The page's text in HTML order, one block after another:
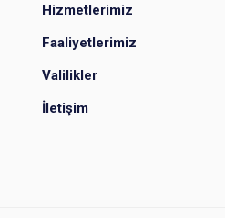
Hizmetlerimiz
Faaliyetlerimiz
Valilikler
İletişim